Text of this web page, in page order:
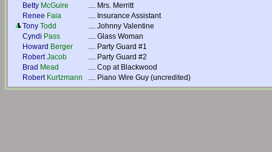
Betty McGuire .... Mrs. Merritt
Renee Faia .... Insurance Assistant
Tony Todd .... Johnny Valentine
Cyndi Pass .... Glass Woman
Howard Berger .... Party Guard #1
Robert Jacob .... Party Guard #2
Brad Mead .... Cop at Blackwood
Robert Kurtzmann .... Piano Wire Guy (uncredited)